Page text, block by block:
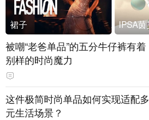
裙子
被嘲“老爸单品”的五分牛仔裤有着
别样的时尚魔力
这件极简时尚单品如何实现适配多
元生活场景？